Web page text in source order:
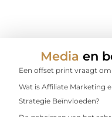
Media en
Een offset print vraagt
Wat is Affiliate Marketing
Strategie Beïnvloeden?